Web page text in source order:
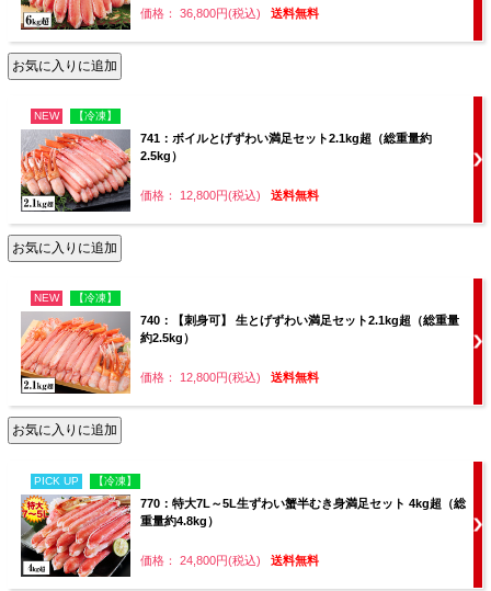
価格： 36,800円(税込) 送料無料
NEW 【冷凍】
741：ボイルとげずわい満足セット2.1kg超（総重量約
2.5kg）
価格： 12,800円(税込) 送料無料
NEW 【冷凍】
740：【刺身可】 生とげずわい満足セット2.1kg超（総重量
約2.5kg）
価格： 12,800円(税込) 送料無料
PICK UP 【冷凍】
770：特大7L～5L生ずわい蟹半むき身満足セット 4kg超（総
重量約4.8kg）
価格： 24,800円(税込) 送料無料